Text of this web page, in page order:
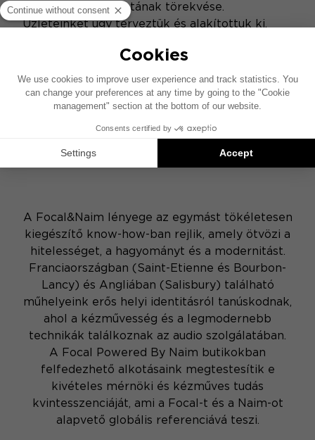
világméretű hálózatának törekvése.
Üzleteinket úgy terveztük és alakítottuk ki,
bemutatótermeket, fejhallgatóbárokat és
nyitott tereket (nappali, házimozi, konyha)
kínálnak, hogy minden hi-fi hallgatási vágyat
kielégítsenek.
AZ EGYEDÜLÁLLÓ
SZAKÉRTELEM
BEMUTATÁSA
A Focal&Naim lényege az egymást tökéletesen
kiegészítő know-how-ban rejlik, amely ötvözi a
hitelességet, a hagyományt és a modernitást.
Franciaországban (Saint-Etienne és Bourbon-
Lancy) és Angliában (Salisbury) található
műhelyeink erős helyi identitásról tanúskodnak,
ahol a kézművesség és a legmodernebb
technikák találkoznak az audio szolgálatában.
A Focal Powered By Naim butikokban
felfedezhető alkotásaink megtestesítik e
kivételes mérnöki és kézműves tudás
kvintesszenciáját, ami a Focal-t és a Naim-ot
alapvető globális referenciává teszi.